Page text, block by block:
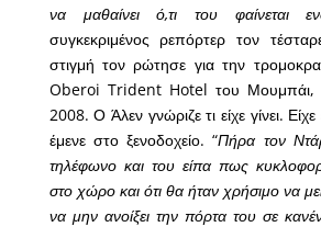
να μαθαίνει ό,τι του φαίνεται
συγκεκριμένος ρεπόρτερ τον
στιγμή τον ρώτησε για την
Oberoi Trident Hotel του Μουμπάι,
2008. Ο Άλεν γνώριζε τι είχε γίνει.
έμενε στο ξενοδοχείο. “Πήρα τον
τηλέφωνο και του είπα πως
στο χώρο και ότι θα ήταν χρήσιμο να
να μην ανοίξει την πόρτα του σε